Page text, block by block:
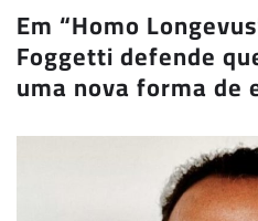
Em “Homo
Foggetti defende
uma nova forma de